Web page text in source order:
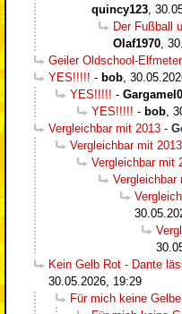
quincy123
Der Fußball
Olaf1970
Geiler Oldschool-Elfmeter
YES!!!!! - bob
YES!!!!! -
YES!!!!! - bob
Vergleichbar mit 2013 -
Vergleichbar mit 2013
Vergleichbar mit
Vergleichbar
Kein Gelb Rot - Dante
30.05.2026, 19:29
Für mich keine